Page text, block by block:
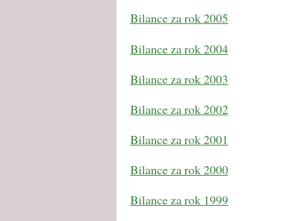
Bilance za rok 2005
Bilance za rok 2004
Bilance za rok 2003
Bilance za rok 2002
Bilance za rok 2001
Bilance za rok 2000
Bilance za rok 1999